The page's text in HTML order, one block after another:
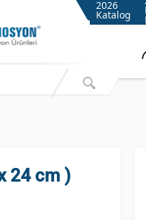
2026
Katalog
24 cm )